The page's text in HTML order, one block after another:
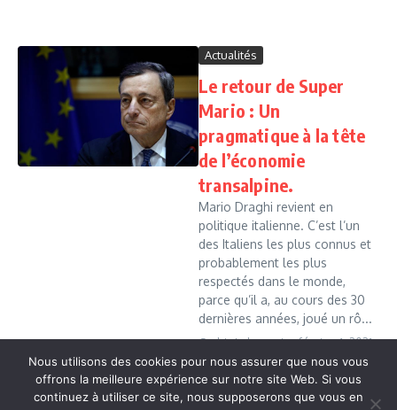
Actualités
Le retour de Super
Mario : Un
pragmatique à la tête
de l’économie
transalpine.
Mario Draghi revient en
politique italienne. C’est l’un
des Italiens les plus connus et
probablement les plus
respectés dans le monde,
parce qu’il a, au cours des 30
dernières années, joué un rô...
Cedric Leboussi février 4, 2021
Read More
Nous utilisons des cookies pour nous assurer que nous vous
offrons la meilleure expérience sur notre site Web. Si vous
continuez à utiliser ce site, nous supposerons que vous en